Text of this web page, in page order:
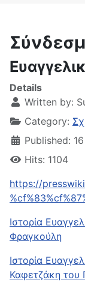
Details
Written by:
Category:
Published:
Hits: 1104
https://
Ιστορία
Φραγκούλη
Ιστορία
Καφετζάκη του